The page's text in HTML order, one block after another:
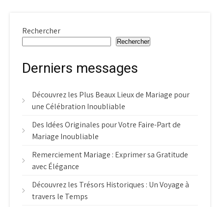
Rechercher
Rechercher
Derniers messages
Découvrez les Plus Beaux Lieux de Mariage pour
une Célébration Inoubliable
Des Idées Originales pour Votre Faire-Part de
Mariage Inoubliable
Remerciement Mariage : Exprimer sa Gratitude
avec Élégance
Découvrez les Trésors Historiques : Un Voyage à
travers le Temps